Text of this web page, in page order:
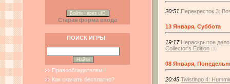
Войти через uID
Старая форма входа
ПОИСК ИГРЫ
Правообладателям !
Как скачать бесплатно?
20:51 Перекресток 3:
13 Января, Суббота
19:17 Нераскрытое
Collector's Edition (3)
08 Января,
20:45 Twistingo 4: